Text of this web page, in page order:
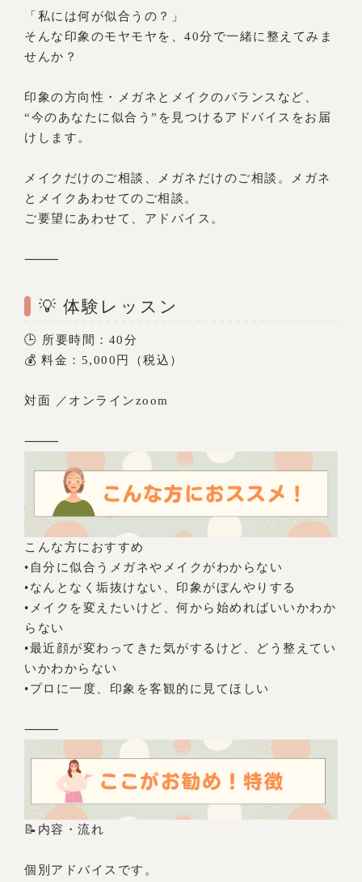
「私には何が似合うの？」
そんな印象のモヤモヤを、40分で一緒に整えてみま
せんか？
印象の方向性・メガネとメイクのバランスなど、
“今のあなたに似合う”を見つけるアドバイスをお届
けします。
メイクだけのご相談、メガネだけのご相談。メガネ
とメイクあわせてのご相談。
ご要望にあわせて、アドバイス。
⸻
💡 体験レッスン
🕒 所要時間：40分
💰 料金：5,000円（税込）
対面 ／オンラインzoom
⸻
こんな方におすすめ
•自分に似合うメガネやメイクがわからない
•なんとなく垢抜けない、印象がぼんやりする
•メイクを変えたいけど、何から始めればいいかわか
らない
•最近顔が変わってきた気がするけど、どう整えてい
いかわからない
•プロに一度、印象を客観的に見てほしい
⸻
📝内容・流れ
個別アドバイスです。